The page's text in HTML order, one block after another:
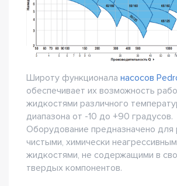
Широту функционала насосов
обеспечивает их возможность
жидкостями различного
диапазона от -10 до +90 градусов.
Оборудование предназначено для
чистыми, химически
жидкостями, не содержащими в
твердых компонентов.